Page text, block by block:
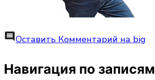
commentОставить Комментарий на big
Навигация по записям